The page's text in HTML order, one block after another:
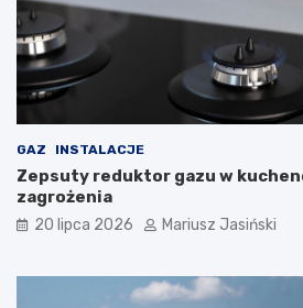
GAZ INSTALACJE
Zepsuty reduktor gazu w
zagrożenia
20 lipca 2026 Mariusz Jasiński